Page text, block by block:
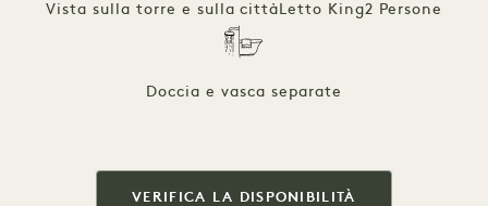
Vista sulla torre e sulla città Letto King2 Persone
Doccia e vasca separate
VERIFICA LA DISPONIBILITÀ